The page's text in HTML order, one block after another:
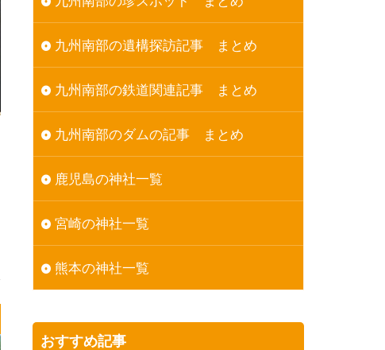
九州南部の遺構探訪記事 まとめ
九州南部の鉄道関連記事 まとめ
九州南部のダムの記事 まとめ
鹿児島の神社一覧
宮崎の神社一覧
熊本の神社一覧
おすすめ記事